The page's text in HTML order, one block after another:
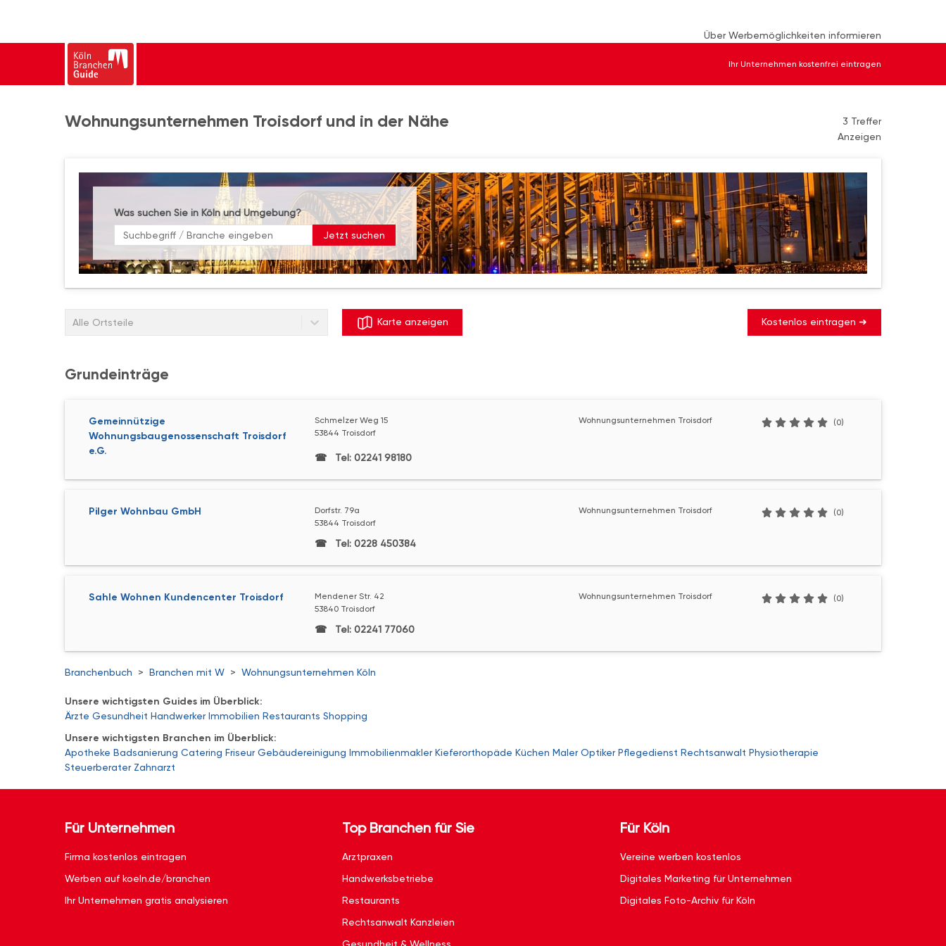
Über Werbemöglichkeiten informieren
Ihr Unternehmen kostenfrei eintragen
Wohnungsunternehmen Troisdorf und in der Nähe
3 Treffer
Anzeigen
Was suchen Sie in Köln und Umgebung?
Jetzt suchen
Alle Ortsteile Karte anzeigen Kostenlos eintragen ➜
Grundeinträge
Gemeinnützige
Wohnungsbaugenossenschaft Troisdorf
e.G.
Schmelzer Weg 15
53844 Troisdorf
Tel: 02241 98180
Wohnungsunternehmen Troisdorf (0)
Pilger Wohnbau GmbH
Dorfstr. 79a
53844 Troisdorf
Tel: 0228 450384
Wohnungsunternehmen Troisdorf (0)
Sahle Wohnen Kundencenter Troisdorf
Mendener Str. 42
53840 Troisdorf
Tel: 02241 77060
Wohnungsunternehmen Troisdorf (0)
Branchenbuch > Branchen mit W > Wohnungsunternehmen Köln
Unsere wichtigsten Guides im Überblick:
Ärzte Gesundheit Handwerker Immobilien Restaurants Shopping
Unsere wichtigsten Branchen im Überblick:
Apotheke Badsanierung Catering Friseur Gebäudereinigung Immobilienmakler Kieferorthopäde Küchen Maler Optiker Pflegedienst Rechtsanwalt Physiotherapie
Steuerberater Zahnarzt
Für Unternehmen
Firma kostenlos eintragen
Werben auf koeln.de/branchen
Ihr Unternehmen gratis analysieren
Top Branchen für Sie
Arztpraxen
Handwerksbetriebe
Restaurants
Rechtsanwalt Kanzleien
Für Köln
Vereine werben kostenlos
Digitales Marketing für Unternehmen
Digitales Foto-Archiv für Köln